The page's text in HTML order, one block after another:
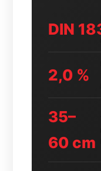
DIN
2,0 %
35–
60 cm